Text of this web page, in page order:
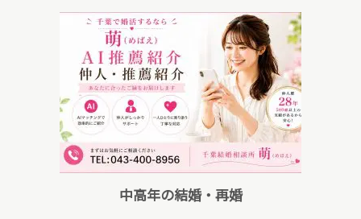
中高年の結婚・再婚